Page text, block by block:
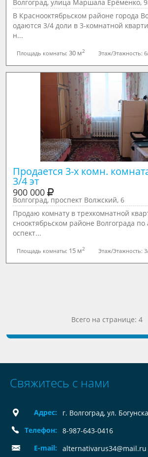
Волгоград, улица Маршала Ерёменко,
В Краснооктябрьском районе города
одаются 3/4 доли в 3-комнатной
н...
Площадь комнаты:30 м2 Этаж/Этажность:
Продается 3-х комн.
3/4 эт
900 000
Волгоград, проспект Волжский, 6
Продаю комнату в трехкомнатной
снооктябрьском районе Волгограда по
оспект...
Площадь комнаты: 15 м2 Этаж/Этажность:
Всего на странице: 4
Свяжитесь с нами
Адрес:
г. Волгоград, ул.
Телефон:
8-987-643-0416
E-mail:
alternativarus34@mail.ru